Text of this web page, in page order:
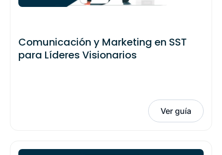
Comunicación y Marketing en SST
para Líderes Visionarios
Ver guía